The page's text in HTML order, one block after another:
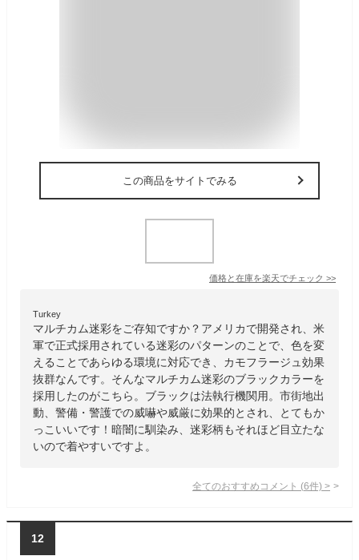
この商品をサイトでみる
価格と在庫を楽天でチェック >>
Turkey
マルチカム迷彩をご存知ですか？アメリカで開発され、米
軍で正式採用されている迷彩のパターンのことで、色を変
えることであらゆる環境に対応でき、カモフラージュ効果
抜群なんです。そんなマルチカム迷彩のブラックカラーを
採用したのがこちら。ブラックは法執行機関用。市街地出
動、警備・警護での威嚇や威厳に効果的とされ、とてもか
っこいいです！暗闇に馴染み、迷彩柄もそれほど目立たな
いので着やすいですよ。
全てのおすすめコメント (6件) >
12